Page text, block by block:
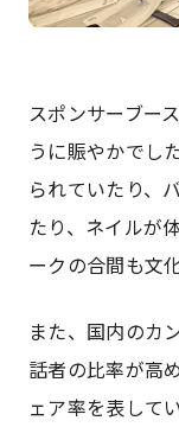
スポンサーブー
うに賑やかでし
られていたり、
たり、ネイルが
ークの合間も文
また、国内のカ
話者の比率が高
ェア率を表して